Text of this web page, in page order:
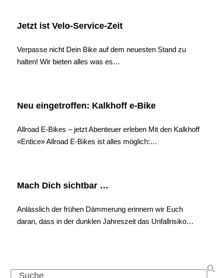
Jetzt ist Velo-Service-Zeit
Verpasse nicht Dein Bike auf dem neuesten Stand zu
halten! Wir bieten alles was es…
Neu eingetroffen: Kalkhoff e-Bike
Allroad E-Bikes – jetzt Abenteuer erleben Mit den Kalkhoff
«Entice» Allroad E-Bikes ist alles möglich:…
Mach Dich sichtbar …
Anlässlich der frühen Dämmerung erinnern wir Euch
daran, dass in der dunklen Jahreszeit das Unfallrisiko…
Search